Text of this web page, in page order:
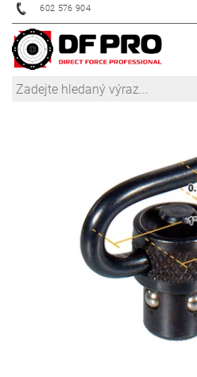
602 576 904